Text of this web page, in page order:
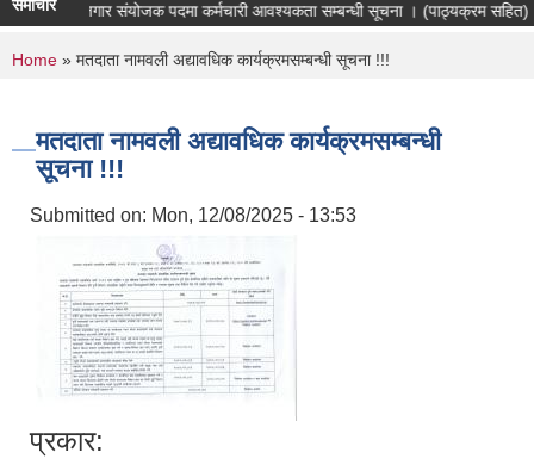
समाचार रोजगार संयोजक पदमा कर्मचारी आवश्यकता सम्बन्धी सूचना । (पाठ्यक्रम सहित)
You are here
Home » मतदाता नामवली अद्यावधिक कार्यक्रमसम्बन्धी सूचना !!!
मतदाता नामवली अद्यावधिक कार्यक्रमसम्बन्धी
सूचना !!!
Submitted on: Mon, 12/08/2025 - 13:53
प्रकार: